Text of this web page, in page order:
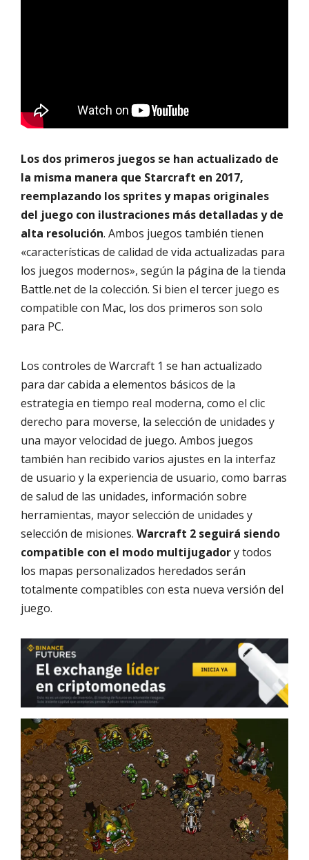
Los dos primeros juegos se han actualizado de
la misma manera que Starcraft en 2017,
reemplazando los sprites y mapas originales
del juego con ilustraciones más detalladas y de
alta resolución. Ambos juegos también tienen
«características de calidad de vida actualizadas para
los juegos modernos», según la página de la tienda
Battle.net de la colección. Si bien el tercer juego es
compatible con Mac, los dos primeros son solo
para PC.
Los controles de Warcraft 1 se han actualizado
para dar cabida a elementos básicos de la
estrategia en tiempo real moderna, como el clic
derecho para moverse, la selección de unidades y
una mayor velocidad de juego. Ambos juegos
también han recibido varios ajustes en la interfaz
de usuario y la experiencia de usuario, como barras
de salud de las unidades, información sobre
herramientas, mayor selección de unidades y
selección de misiones. Warcraft 2 seguirá siendo
compatible con el modo multijugadory todos
los mapas personalizados heredados serán
totalmente compatibles con esta nueva versión del
juego.